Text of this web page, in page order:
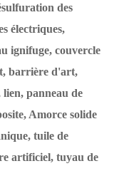
des
électriques,
ignifuge, couvercle
barrière d'art,
panneau de
Amorce solide
tuile de
artificiel, tuyau de